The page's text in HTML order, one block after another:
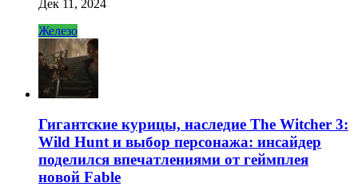
Дек 11, 2024
Железо
Гигантские курицы, наследие The Witcher 3:
Wild Hunt и выбор персонажа: инсайдер
поделился впечатлениями от геймплея
новой Fable